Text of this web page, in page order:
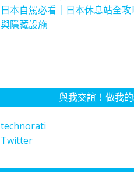
日本自駕必看｜日本休息站全
與隱藏設施
與我交誼！做我的
technorati
Twitter